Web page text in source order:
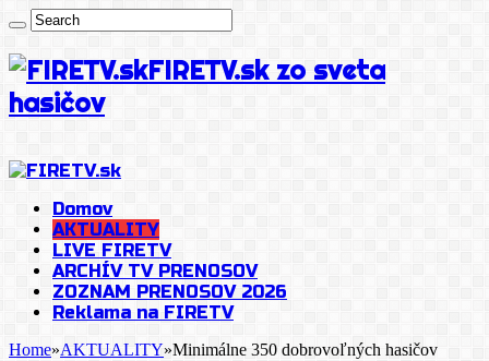
FIRETV.sk zo sveta
hasičov
Domov
AKTUALITY
LIVE FIRETV
ARCHÍV TV PRENOSOV
ZOZNAM PRENOSOV 2026
Reklama na FIRETV
Home»AKTUALITY»Minimálne 350 dobrovoľných hasičov